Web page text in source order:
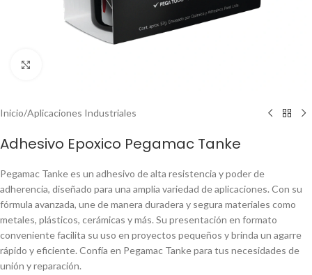
Inicio/Aplicaciones Industriales
Adhesivo Epoxico Pegamac Tanke
Pegamac Tanke es un adhesivo de alta resistencia y poder de
adherencia, diseñado para una amplia variedad de aplicaciones. Con su
fórmula avanzada, une de manera duradera y segura materiales como
metales, plásticos, cerámicas y más. Su presentación en formato
conveniente facilita su uso en proyectos pequeños y brinda un agarre
rápido y eficiente. Confía en Pegamac Tanke para tus necesidades de
unión y reparación.